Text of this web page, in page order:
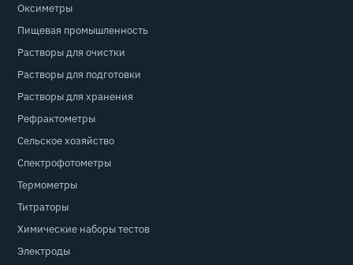
Оксиметры
Пищевая промышленность
Растворы для очистки
Растворы для подготовки
Растворы для хранения
Рефрактометры
Сельское хозяйство
Спектрофотометры
Термометры
Титраторы
Химические наборы тестов
Электроды